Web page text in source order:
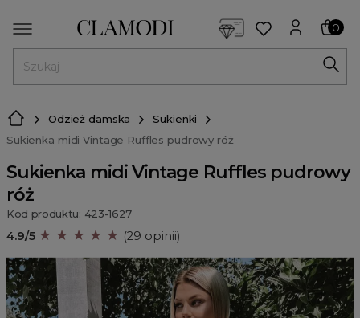
0
Odzież damska
Sukienki
Sukienka midi Vintage Ruffles pudrowy róż
Sukienka midi Vintage Ruffles pudrowy
róż
Kod produktu: 423-1627
4.9/5 ★ ★ ★ ★ ★ (29 opinii)